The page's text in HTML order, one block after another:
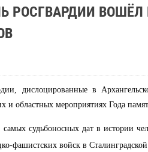
РОСГВАРДИИ ВОШЁЛ
дислоцированные в
и областных мероприятиях Года
судьбоносных дат в истории
фашистских войск в